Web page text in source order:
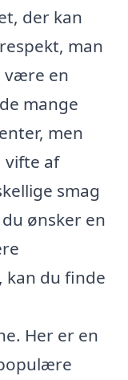
der kan
man
være en
mange
men
vifte af
smag
ønsker en
kan du finde
Her er en